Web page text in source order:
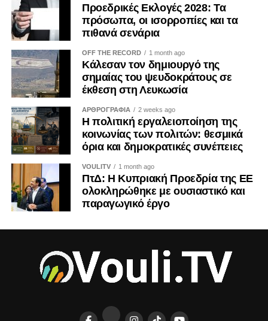
Προεδρικές Εκλογές 2028: Τα
πρόσωπα, οι ισορροπίες και τα
πιθανά σενάρια
OFF THE RECORD 1 month ago
Κάλεσαν τον δημιουργό της
σημαίας του ψευδοκράτους σε
έκθεση στη Λευκωσία
ΑΡΘΡΟΓΡΑΦΙΑ 2 weeks ago
Η πολιτική εργαλειοποίηση της
κοινωνίας των πολιτών: θεσμικά
όρια και δημοκρατικές συνέπειες
VOULITV 1 month ago
ΠτΔ: Η Κυπριακή Προεδρία της ΕΕ
ολοκληρώθηκε με ουσιαστικό και
παραγωγικό έργο